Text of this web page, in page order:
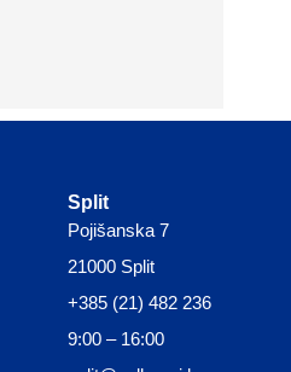
Split
Pojišanska 7
21000 Split
+385 (21) 482 236
9:00 – 16:00